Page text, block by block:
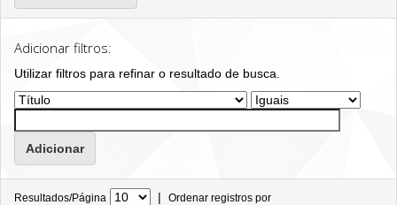
Adicionar filtros:
Utilizar filtros para refinar o resultado de busca.
Resultados/Página | Ordenar registros por